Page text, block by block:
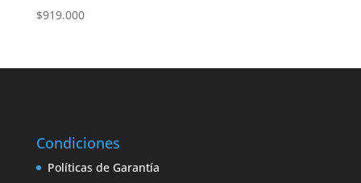
$919.000
Condiciones
Políticas de Garantía